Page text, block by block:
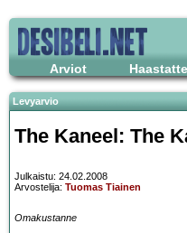
Arviot
Levyarvio
The Kaneel: The
Julkaistu: 24.02.2008
Arvostelija: Tuomas Tiainen
Omakustanne